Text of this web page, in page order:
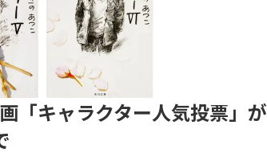
「キャラクター人気投票」が